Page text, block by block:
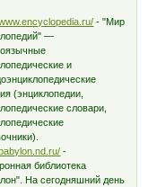
- "Мир
—
и
(энциклопедии,
словари,
-
библиотека
На сегодняшний день